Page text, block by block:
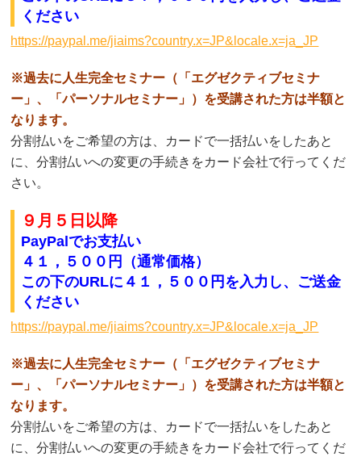
ください
https://paypal.me/jiaims?country.x=JP&locale.x=ja_JP
※過去に人生完全セミナー（「エグゼクティブセミナ
ー」、「パーソナルセミナー」）を受講された方は半額と
なります。
分割払いをご希望の方は、カードで一括払いをしたあと
に、分割払いへの変更の手続きをカード会社で行ってくだ
さい。
９月５ 日以降
PayPalでお支払い
４１，５００円（通常価格）
この下のURLに４１ ，５ ００円 を入力し、ご送金
ください
https://paypal.me/jiaims?country.x=JP&locale.x=ja_JP
※過去に人生完全セミナー（「エグゼクティブセミナ
ー」、「パーソナルセミナー」）を受講された方は半額と
なります。
分割払いをご希望の方は、カードで一括払いをしたあと
に、分割払いへの変更の手続きをカード会社で行ってくだ